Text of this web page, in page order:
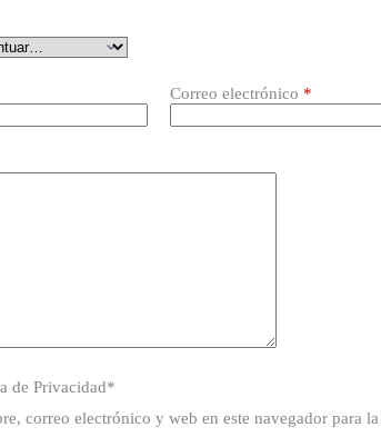
Correo electrónico *
de Privacidad*
correo electrónico y web en este navegador para